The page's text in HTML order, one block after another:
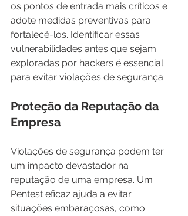
os pontos de entrada mais críticos e
adote medidas preventivas para
fortalecê-los. Identificar essas
vulnerabilidades antes que sejam
exploradas por hackers é essencial
para evitar violações de segurança.
Proteção da Reputação da
Empresa
Violações de segurança podem ter
um impacto devastador na
reputação de uma empresa. Um
Pentest eficaz ajuda a evitar
situações embaraçosas, como